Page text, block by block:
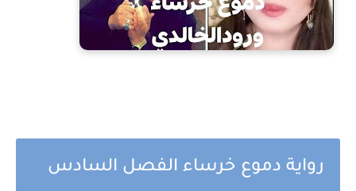
رواية دموع خرساء الفصل السادس